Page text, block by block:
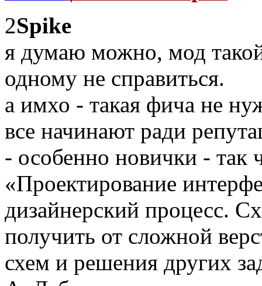
2Spike
я думаю можно, мод
одному не справиться.
а имхо - такая фича не
все начинают ради
- особенно новички - так
«Проектирование
дизайнерский процесс.
получить от сложной
схем и решения других